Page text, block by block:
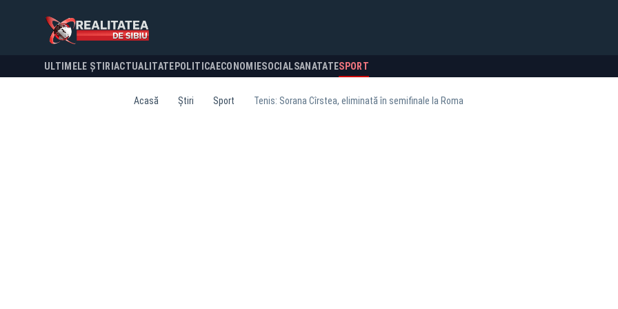
ULTIMELE ȘTIRI ACTUALITATE POLITICA ECONOMIESOCIALSANATATESPORT
Acasă Știri Sport Tenis: Sorana Cîrstea, eliminată în semifinale la Roma